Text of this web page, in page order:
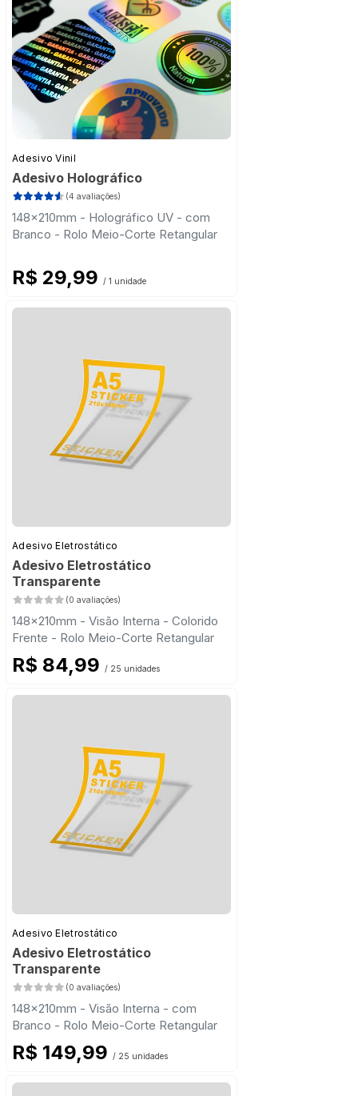
Adesivo Vinil
Adesivo Holográfico
(4 avaliações)
148x210mm - Holográfico UV - com
Branco - Rolo Meio-Corte Retangular
R$ 29,99 / 1 unidade
Adesivo Eletrostático
Adesivo Eletrostático
Transparente
(0 avaliações)
148x210mm - Visão Interna - Colorido
Frente - Rolo Meio-Corte Retangular
R$ 84,99 / 25 unidades
Adesivo Eletrostático
Adesivo Eletrostático
Transparente
(0 avaliações)
148x210mm - Visão Interna - com
Branco - Rolo Meio-Corte Retangular
R$ 149,99 / 25 unidades